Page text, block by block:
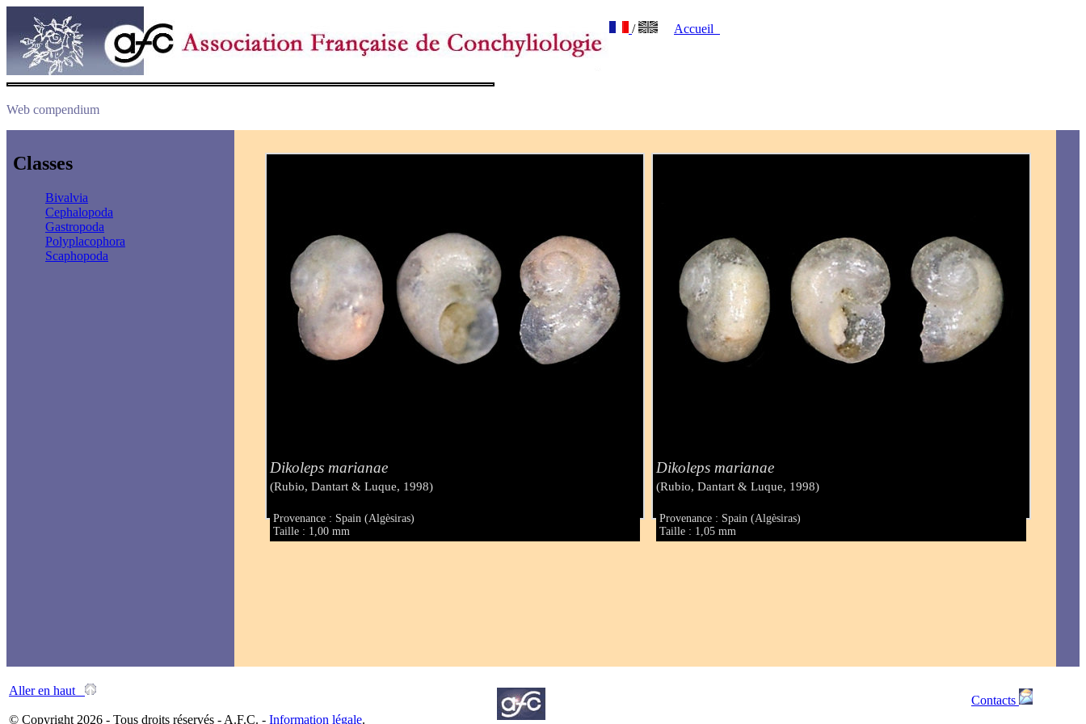
/ Accueil
Web compendium
Classes
Bivalvia
Cephalopoda
Gastropoda
Polyplacophora
Scaphopoda
Dikoleps marianae
(Rubio, Dantart & Luque, 1998)
Provenance : Spain (Algèsiras)
Taille : 1,00 mm
Dikoleps marianae
(Rubio, Dantart & Luque, 1998)
Provenance : Spain (Algèsiras)
Taille : 1,05 mm
Aller en haut
© Copyright 2026 - Tous droits réservés - A.F.C. - Information légale.
Contacts